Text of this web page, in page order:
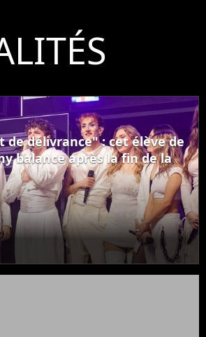
de délivrance" : cet élève de
balance après la fin de la